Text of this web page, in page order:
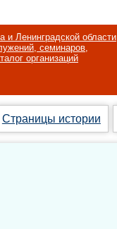
и Ленинградской области
семинаров,
организаций
Страницы истории